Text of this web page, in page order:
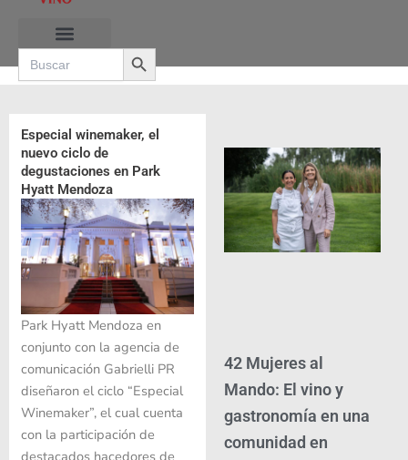
contenido
Search
for:
Search Button
Especial winemaker, el
nuevo ciclo de
degustaciones en Park
Hyatt Mendoza
Park Hyatt Mendoza en
conjunto con la agencia de
comunicación Gabrielli PR
diseñaron el ciclo “Especial
Winemaker”, el cual cuenta
con la participación de
destacados hacedores de
42 Mujeres al
Mando: El vino y
gastronomía en una
comunidad en